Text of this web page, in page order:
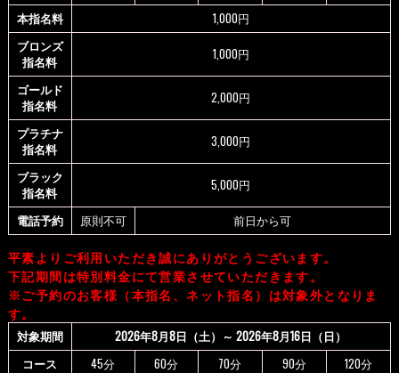
本指名料
1,000円
ブロンズ
指名料
1,000円
ゴールド
指名料
2,000円
プラチナ
指名料
3,000円
ブラック
指名料
5,000円
電話予約 原則不可 前日から可
平素よりご利用いただき誠にありがとうございます。
下記期間は特別料金にて営業させていただきます。
※ご予約のお客様（本指名、ネット指名）は対象外となりま
す。
対象期間
2026年8月8日（土）～ 2026年8月16日（日）
コース
45分 60分 70分 90分
120分